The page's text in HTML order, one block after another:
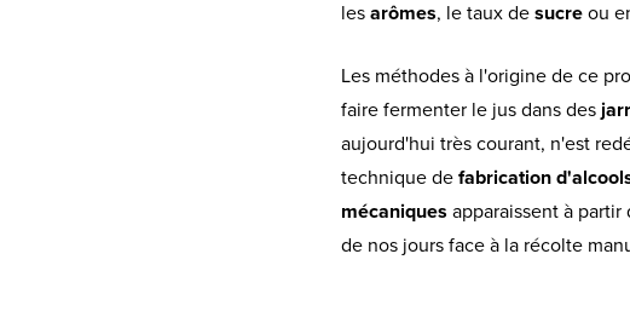
les arômes, le taux de sucre ou
Les méthodes à l'origine de ce
faire fermenter le jus dans des
aujourd'hui très courant, n'est
technique de fabrication
mécaniques apparaissent à
de nos jours face à la récolte